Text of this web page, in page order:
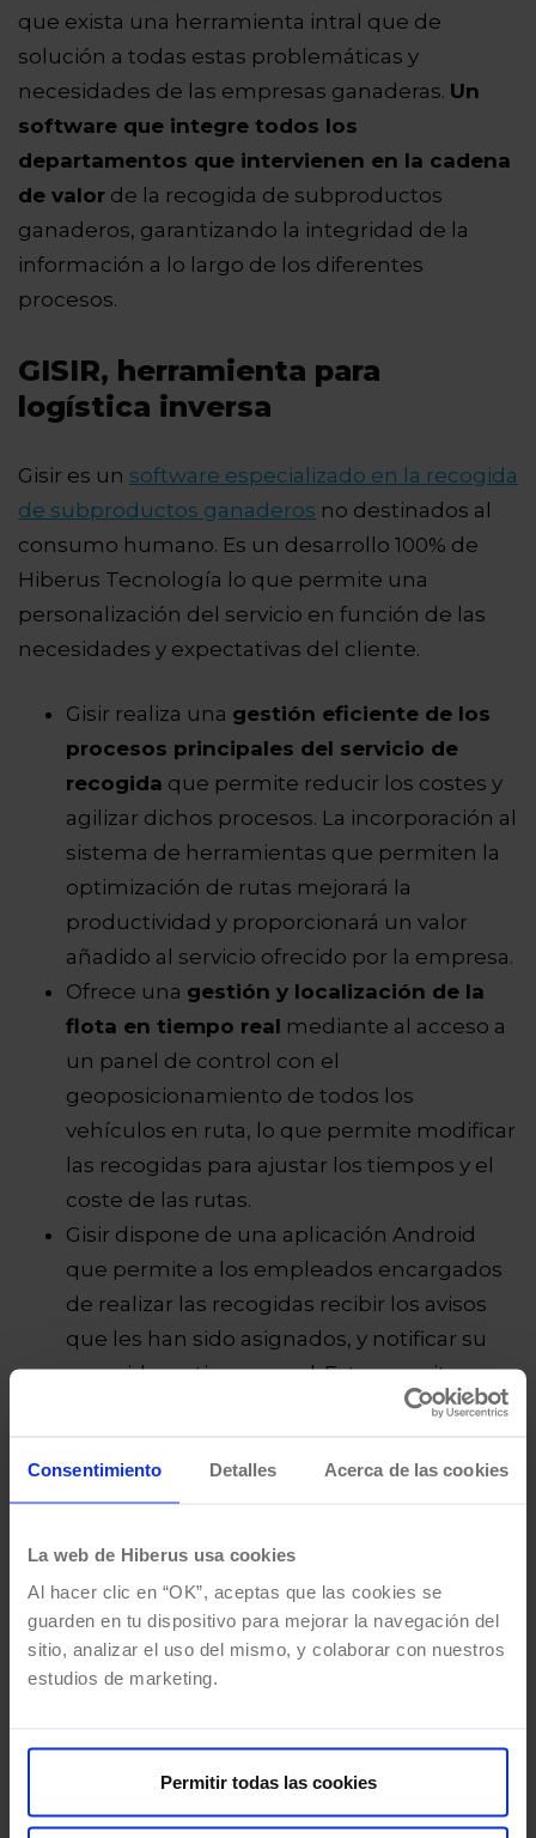
Consentimiento Detalles Acerca de las cookies
La web de Hiberus usa cookies
Al hacer clic en “OK”, aceptas que las cookies se
guarden en tu dispositivo para mejorar la navegación del
sitio, analizar el uso del mismo, y colaborar con nuestros
estudios de marketing.
Permitir todas las cookies
que exista una herramienta intral que de
solución a todas estas problemáticas y
necesidades de las empresas ganaderas. Un
software que integre todos los
departamentos que intervienen en la cadena
de valor de la recogida de subproductos
ganaderos, garantizando la integridad de la
información a lo largo de los diferentes
procesos.
GISIR, herramienta para
logística inversa
Gisir es un software especializado en la recogida
de subproductos ganaderos no destinados al
consumo humano. Es un desarrollo 100% de
Hiberus Tecnología lo que permite una
personalización del servicio en función de las
necesidades y expectativas del cliente.
Gisir realiza una gestión eficiente de los
procesos principales del servicio de
recogida que permite reducir los costes y
agilizar dichos procesos. La incorporación al
sistema de herramientas que permiten la
optimización de rutas mejorará la
productividad y proporcionará un valor
añadido al servicio ofrecido por la empresa.
Ofrece una gestión y localización de la
flota en tiempo real mediante al acceso a
un panel de control con el
geoposicionamiento de todos los
vehículos en ruta, lo que permite modificar
las recogidas para ajustar los tiempos y el
coste de las rutas.
Gisir dispone de una aplicación Android
que permite a los empleados encargados
de realizar las recogidas recibir los avisos
que les han sido asignados, y notificar su
recogida en tiempo real. Esto permite una
mejorando así los tiempos de respuesta a
las solicitudes de los clientes.
Se ofrece un potentegenerador de
informesque permite explotar toda la
información almacenada en la aplicación.
Además, ofrece la posibilidad de generar
facturas de las recogidas. Estas facturas
de una plataforma puesta a disposición de
los clientes de la empresa, que además
permite consultar el estado de sus avisos.